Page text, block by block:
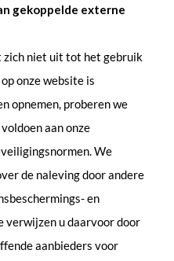
gekoppelde externe
niet uit tot het gebruik
onze website is
opnemen, proberen we
aan onze
We
de naleving door andere
en
verwijzen u daarvoor door
aanbieders voor